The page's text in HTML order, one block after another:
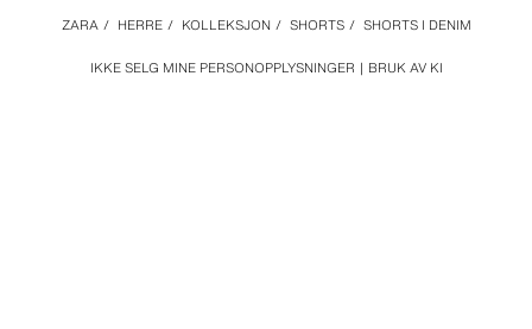
IKKE SELG MINE PERSONOPPLYSNINGER BRUK AV KI
ZARA / HERRE / KOLLEKSJON / SHORTS / SHORTS I DENIM